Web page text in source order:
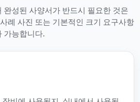
완성된 사양서가 반드시 필요한 것은
례 사진 또는 기본적인 크기 요구사항
가능합니다.